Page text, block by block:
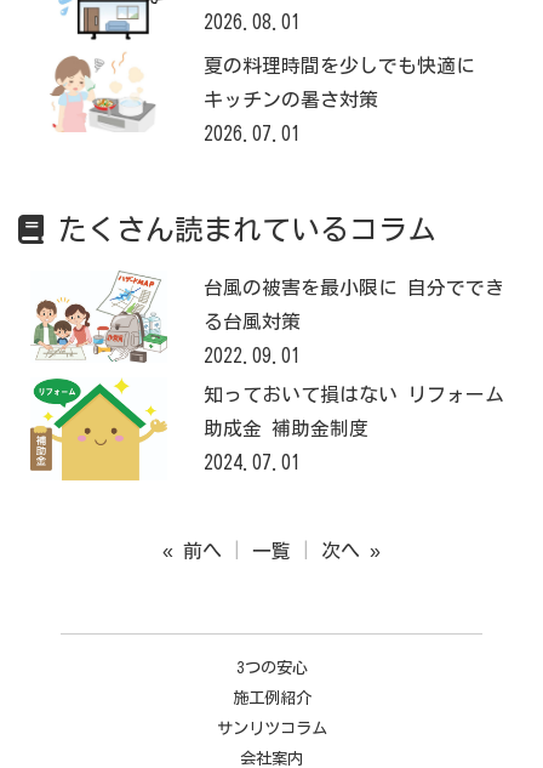
2026.08.01
夏の料理時間を少しでも快適に
キッチンの暑さ対策
2026.07.01
たくさん読まれているコラム
台風の被害を最小限に 自分ででき
る台風対策
2022.09.01
知っておいて損はない リフォーム
助成金 補助金制度
2024.07.01
« 前へ 一覧 次へ »
3つの安心
施工例紹介
サンリツコラム
会社案内